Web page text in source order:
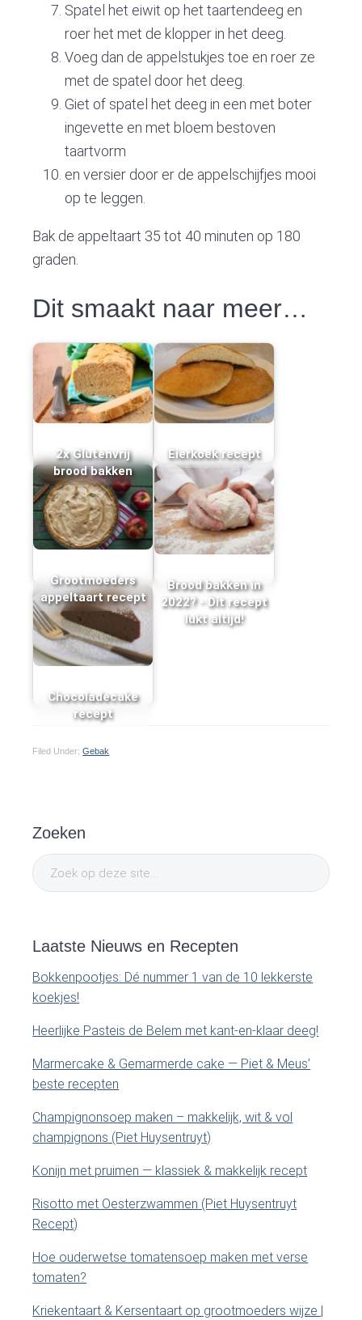
Spatel het eiwit op het taartendeeg en
roer het met de klopper in het deeg.
Voeg dan de appelstukjes toe en roer ze
met de spatel door het deeg.
Giet of spatel het deeg in een met boter
ingevette en met bloem bestoven
taartvorm
en versier door er de appelschijfjes mooi
op te leggen.
Bak de appeltaart 35 tot 40 minuten op 180
graden.
Dit smaakt naar meer…
2x Glutenvrij
brood bakken
Eierkoek recept
Grootmoeders
appeltaart recept
Brood bakken in
2022? - Dit recept
lukt altijd!
Chocoladecake
recept
Filed Under:Gebak
a
y
S
d
e
b
a
Zoeken
Z
o
o
d
e
z
s
i
e
.
.
Laatste Nieuws en Recepten
Bokkenpootjes: Dé nummer 1 van de 10 lekkerste
koekjes!
Heerlijke Pasteis de Belem met kant-en-klaar deeg!
Marmercake & Gemarmerde cake — Piet & Meus’
beste recepten
Champignonsoep maken – makkelijk, wit & vol
champignons (Piet Huysentruyt)
Konijn met pruimen — klassiek & makkelijk recept
Risotto met Oesterzwammen (Piet Huysentruyt
Recept)
Hoe ouderwetse tomatensoep maken met verse
tomaten?
Kriekentaart & Kersentaart op grootmoeders wijze |